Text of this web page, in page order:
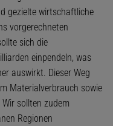
gezielte wirtschaftliche
vorgerechneten
sich die
einpendeln, was
auswirkt. Dieser Weg
Materialverbrauch sowie
sollten zudem
Regionen